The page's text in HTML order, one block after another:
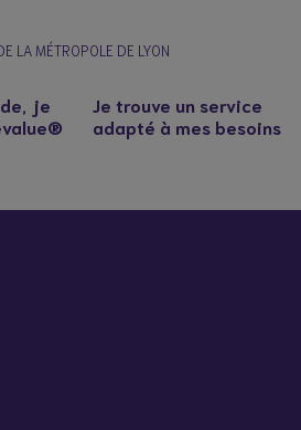
LA MÉTROPOLE DE LYON
je
Je trouve un service
adapté à mes besoins